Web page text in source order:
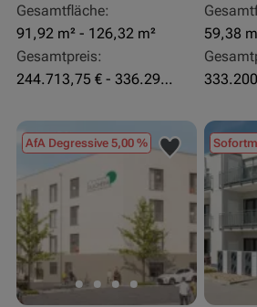
Gesamtfläche:
91,92 m² - 126,32 m²
Gesamtpreis:
244.713,75 € - 336.292 €
59,38
AfA Degressive 5,00 %